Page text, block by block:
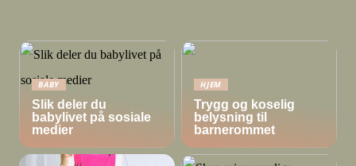
BABY
Slik deler du
babylivet på sosiale
medier
HJEM
Trygg og koselig
belysning til
barnerommet